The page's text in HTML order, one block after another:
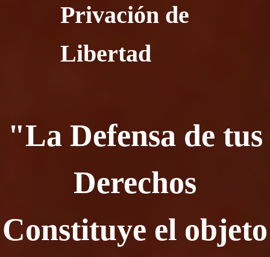
Privación de
Libertad
"La Defensa de tus
Derechos
Constituye el objeto